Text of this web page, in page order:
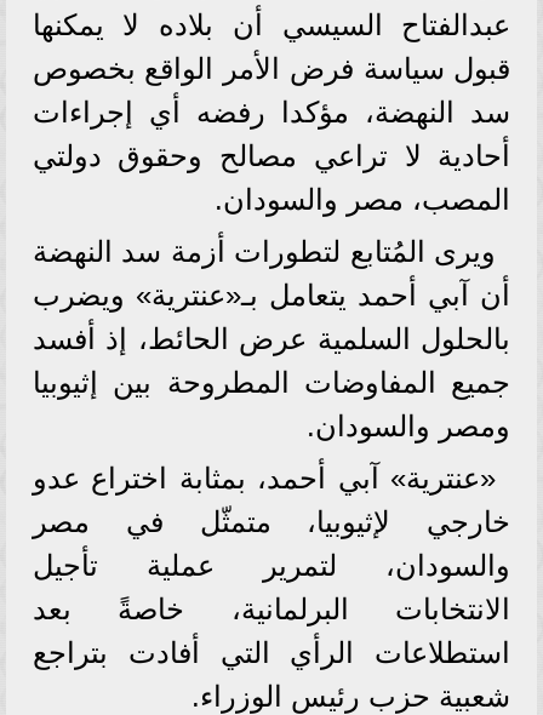
عبدالفتاح السيسي أن بلاده لا يمكنها
قبول سياسة فرض الأمر الواقع بخصوص
سد النهضة، مؤكدا رفضه أي إجراءات
أحادية لا تراعي مصالح وحقوق دولتي
المصب، مصر والسودان.
ويرى المُتابع لتطورات أزمة سد النهضة
أن آبي أحمد يتعامل بـ«عنترية» ويضرب
بالحلول السلمية عرض الحائط، إذ أفسد
جميع المفاوضات المطروحة بين إثيوبيا
ومصر والسودان.
«عنترية» آبي أحمد، بمثابة اختراع عدو
خارجي لإثيوبيا، متمثّل في مصر
والسودان، لتمرير عملية تأجيل
الانتخابات البرلمانية، خاصةً بعد
استطلاعات الرأي التي أفادت بتراجع
شعبية حزب رئيس الوزراء.